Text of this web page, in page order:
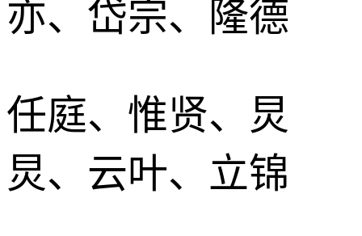
亦、岱宗、隆德
任庭、惟贤、炅
炅、云叶、立锦